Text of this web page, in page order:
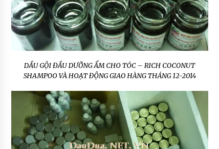
DẦU GỘI ĐẦU DƯỠNG ẨM CHO TÓC – RICH COCONUT
SHAMPOO VÀ HOẠT ĐỘNG GIAO HÀNG THÁNG 12-2014